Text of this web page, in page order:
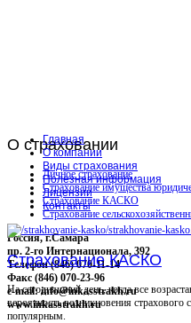
О страховании
Личное страхование
Страхование имущества
Страхование КАСКО
Страхование
Россия, г.Самара
пр. 2-го Интернационала, 392
Телефон (846) 070-11-14
Факс (846) 070-23-96
e-mail: info@inkasstrakh.ru
www.inkasstrakh.ru
Главная
О компании
Виды страхования
Полезная информация
Лицензии
Контакты
Страхование КАСКО
На сегодняшний день, когда все
вероятность возникновения
популярным.